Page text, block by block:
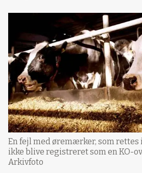
En fejl med øremærker, som
ikke blive registreret som en KO-
Arkivfoto